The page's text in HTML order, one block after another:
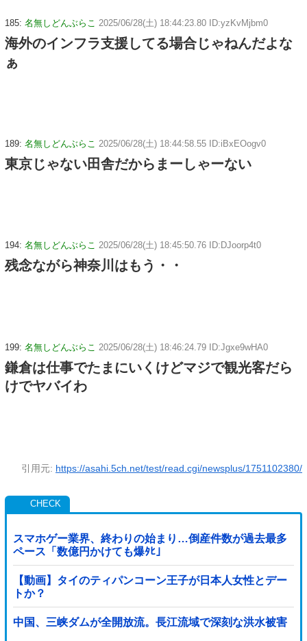
185: 名無しどんぶらこ 2025/06/28(土) 18:44:23.80 ID:yzKvMjbm0
海外のインフラ支援してる場合じゃねんだよな
ぁ
189: 名無しどんぶらこ 2025/06/28(土) 18:44:58.55 ID:iBxEOogv0
東京じゃない田舎だからまーしゃーない
194: 名無しどんぶらこ 2025/06/28(土) 18:45:50.76 ID:DJoorp4t0
残念ながら神奈川はもう・・
199: 名無しどんぶらこ 2025/06/28(土) 18:46:24.79 ID:Jgxe9wHA0
鎌倉は仕事でたまにいくけどマジで観光客だら
けでヤバイわ
引用元: https://asahi.5ch.net/test/read.cgi/newsplus/1751102380/
スマホゲー業界、終わりの始まり…倒産件数が過去最多
ペース「数億円かけても爆ﾀﾋ」
【動画】タイのティパンコーン王子が日本人女性とデー
トか？
中国、三峡ダムが全開放流。長江流域で深刻な洪水被害